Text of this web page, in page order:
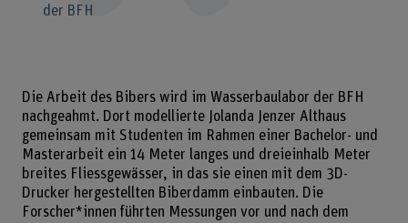
der BFH
Die Arbeit des Bibers wird im Wasserbaulabor der BFH
nachgeahmt. Dort modellierte Jolanda Jenzer Althaus
gemeinsam mit Studenten im Rahmen einer Bachelor- und
Masterarbeit ein 14 Meter langes und dreieinhalb Meter
breites Fliessgewässer, in das sie einen mit dem 3D-
Drucker hergestellten Biberdamm einbauten. Die
Forscher*innen führten Messungen vor und nach dem